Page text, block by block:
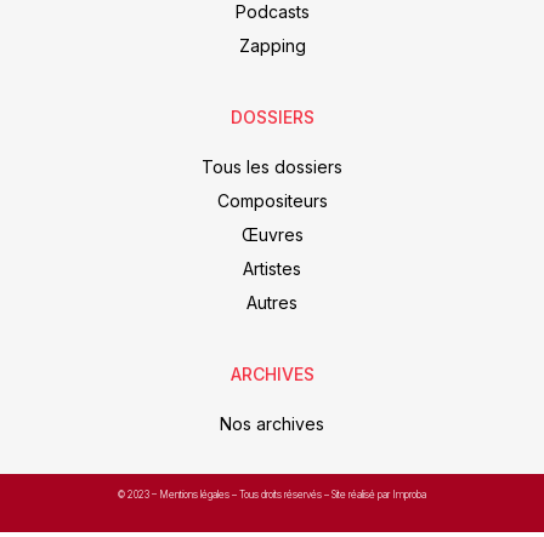
Podcasts
Zapping
DOSSIERS
Tous les dossiers
Compositeurs
Œuvres
Artistes
Autres
ARCHIVES
Nos archives
© 2023 – Mentions légales – Tous droits réservés – Site réalisé par Improba